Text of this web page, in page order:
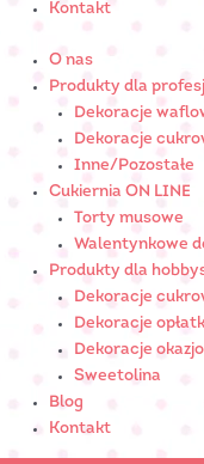
Kontakt
O nas
Produkty dla
Dekoracje
Dekoracje
Inne/Pozostałe
Cukiernia ON LINE
Torty musowe
Walentynkowe
Produkty dla
Dekoracje
Dekoracje
Dekoracje
Sweetolina
Blog
Kontakt